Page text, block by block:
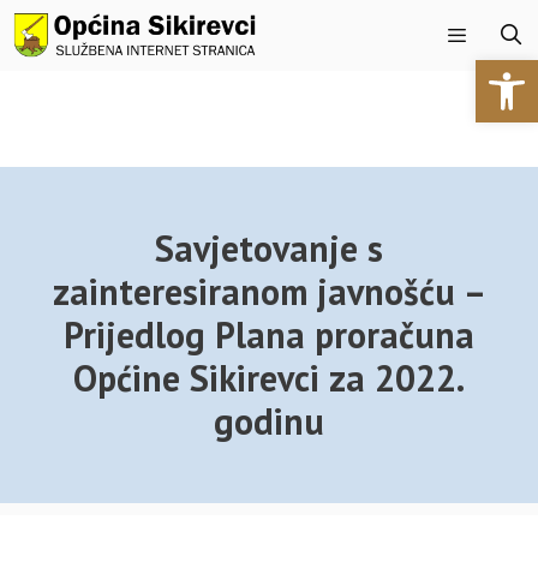
Preskoči
na
Izbornik
Savjetovanje s
zainteresiranom javnošću –
Prijedlog Plana proračuna
Općine Sikirevci za 2022.
godinu